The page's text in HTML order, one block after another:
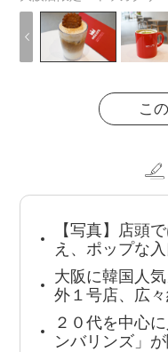
こ
【写真】店頭
え、ポップな入
大阪に韓国人
外１号店、広
２０代を中心
ンバリンズ」